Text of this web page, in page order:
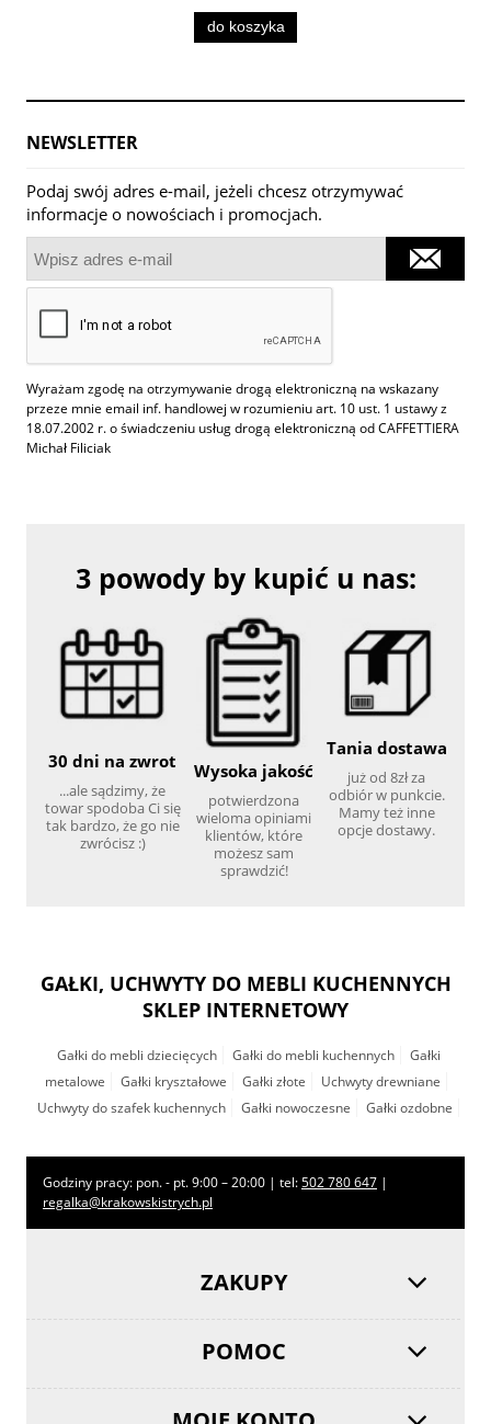
do koszyka
NEWSLETTER
Podaj swój adres e-mail, jeżeli chcesz otrzymywać
informacje o nowościach i promocjach.
Wyrażam zgodę na otrzymywanie drogą elektroniczną na wskazany
przeze mnie email inf. handlowej w rozumieniu art. 10 ust. 1 ustawy z
18.07.2002 r. o świadczeniu usług drogą elektroniczną od CAFFETTIERA
Michał Filiciak
3 powody by kupić u nas:
30 dni na zwrot
...ale sądzimy, że
towar spodoba Ci się
tak bardzo, że go nie
zwrócisz :)
Wysoka jakość
potwierdzona
wieloma opiniami
klientów, które
możesz sam
sprawdzić!
Tania dostawa
już od 8zł za
odbiór w punkcie.
Mamy też inne
opcje dostawy.
GAŁKI, UCHWYTY DO MEBLI KUCHENNYCH
SKLEP INTERNETOWY
Gałki do mebli dziecięcych Gałki do mebli kuchennych
Gałki
metalowe
Gałki kryształowe Gałki złote
Uchwyty drewniane
Uchwyty do szafek kuchennych
Gałki nowoczesne Gałki ozdobne
Godziny pracy: pon. - pt. 9:00 – 20:00 | tel:502 780 647 |
regalka@krakowskistrych.pl
ZAKUPY
POMOC